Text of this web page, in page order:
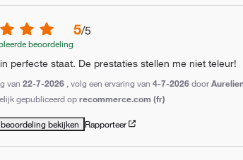
5/5
beoordeling
perfecte staat. De prestaties stellen me niet teleur!
van22-7-2026 , volg een ervaring van4-7-2026 door
gepubliceerd oprecommerce.com (fr)
bekijken Rapporteer